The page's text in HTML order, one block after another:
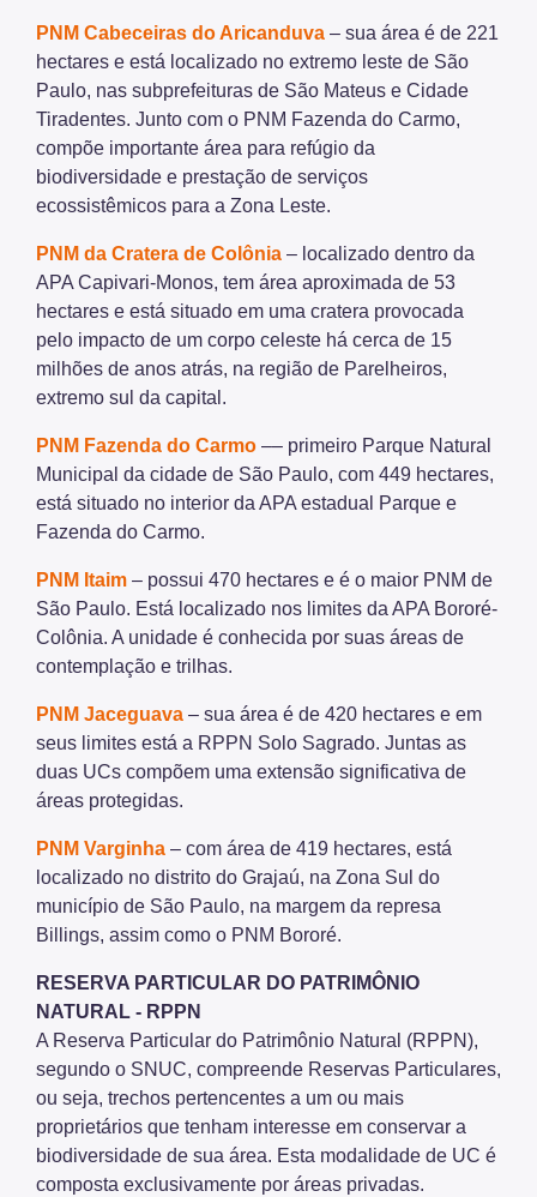
PNM Cabeceiras do Aricanduva – sua área é de 221
hectares e está localizado no extremo leste de São
Paulo, nas subprefeituras de São Mateus e Cidade
Tiradentes. Junto com o PNM Fazenda do Carmo,
compõe importante área para refúgio da
biodiversidade e prestação de serviços
ecossistêmicos para a Zona Leste.
PNM da Cratera de Colônia – localizado dentro da
APA Capivari-Monos, tem área aproximada de 53
hectares e está situado em uma cratera provocada
pelo impacto de um corpo celeste há cerca de 15
milhões de anos atrás, na região de Parelheiros,
extremo sul da capital.
PNM Fazenda do Carmo –– primeiro Parque Natural
Municipal da cidade de São Paulo, com 449 hectares,
está situado no interior da APA estadual Parque e
Fazenda do Carmo.
PNM Itaim – possui 470 hectares e é o maior PNM de
São Paulo. Está localizado nos limites da APA Bororé-
Colônia. A unidade é conhecida por suas áreas de
contemplação e trilhas.
PNM Jaceguava – sua área é de 420 hectares e em
seus limites está a RPPN Solo Sagrado. Juntas as
duas UCs compõem uma extensão significativa de
áreas protegidas.
PNM Varginha – com área de 419 hectares, está
localizado no distrito do Grajaú, na Zona Sul do
município de São Paulo, na margem da represa
Billings, assim como o PNM Bororé.
RESERVA PARTICULAR DO PATRIMÔNIO
NATURAL - RPPN
A Reserva Particular do Patrimônio Natural (RPPN),
segundo o SNUC, compreende Reservas Particulares,
ou seja, trechos pertencentes a um ou mais
proprietários que tenham interesse em conservar a
biodiversidade de sua área. Esta modalidade de UC é
composta exclusivamente por áreas privadas.